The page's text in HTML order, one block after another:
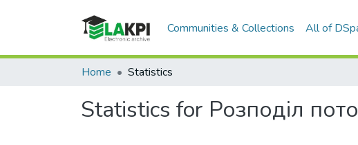
Communities & Collections All of
Home Statistics
Statistics for Розподіл